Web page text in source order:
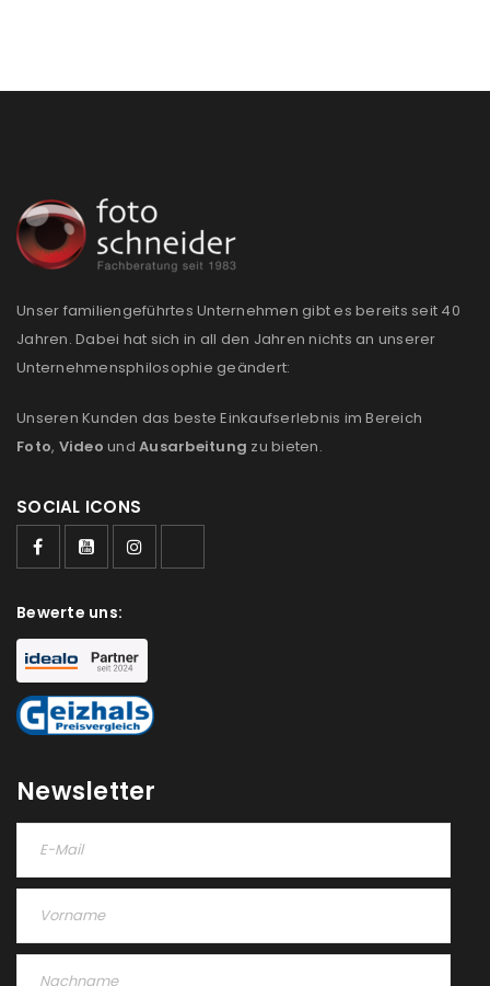
Unser familiengeführtes Unternehmen gibt es bereits seit 40
Jahren. Dabei hat sich in all den Jahren nichts an unserer
Unternehmensphilosophie geändert:
Unseren Kunden das beste Einkaufserlebnis im Bereich
Foto, Video und Ausarbeitung zu bieten.
SOCIAL ICONS
Bewerte uns:
Newsletter